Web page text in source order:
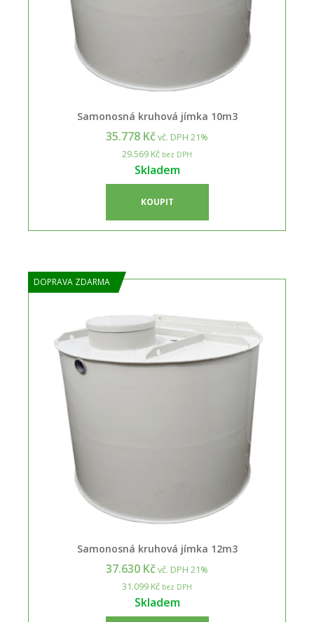
Samonosná kruhová jímka 10m3
35.778 Kčvč. DPH 21%
29.569 Kč bez DPH
Skladem
KOUPIT
DOPRAVA ZDARMA
Samonosná kruhová jímka 12m3
37.630 Kčvč. DPH 21%
31.099 Kč bez DPH
Skladem